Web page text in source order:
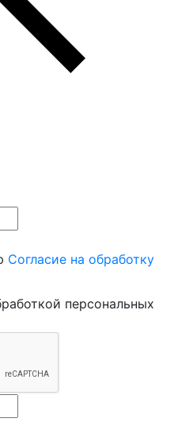
Согласие на обработку
персональных